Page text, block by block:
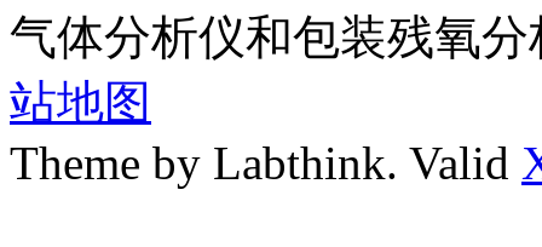
气体分析仪和包装残氧
站地图
Theme by Labthink. Valid